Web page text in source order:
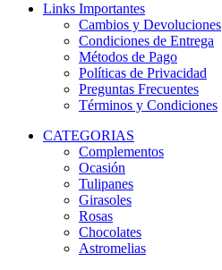
Links Importantes
Cambios y Devoluciones
Condiciones de Entrega
Métodos de Pago
Políticas de Privacidad
Preguntas Frecuentes
Términos y Condiciones
CATEGORIAS
Complementos
Ocasión
Tulipanes
Girasoles
Rosas
Chocolates
Astromelias